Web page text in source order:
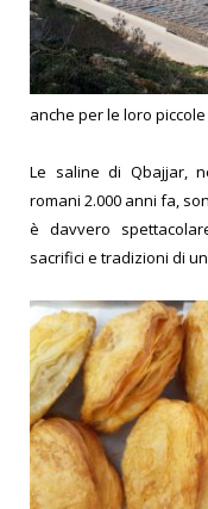
anche per le loro
Le saline di Qbajjar,
romani 2.000 anni fa,
è davvero
sacrifici e tradizioni di